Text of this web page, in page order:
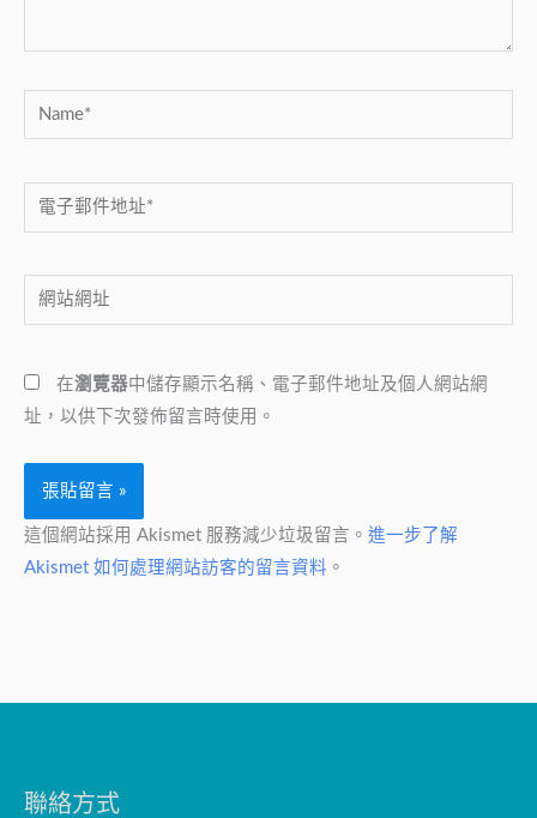
Name*
電
子
件
地
*
網
站
址
在瀏覽器中儲存顯示名稱、電子郵件地址及個人網站網
址，以供下次發佈留言時使用。
這個網站採用 Akismet 服務減少垃圾留言。 進一步了解
Akismet 如何處理網站訪客的留言資料 。
聯絡方式